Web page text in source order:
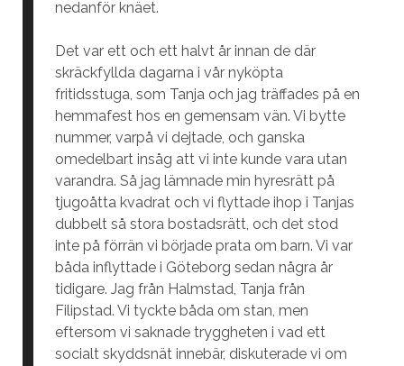
nedanför knäet.
Det var ett och ett halvt år innan de där
skräckfyllda dagarna i vår nyköpta
fritidsstuga, som Tanja och jag träffades på en
hemmafest hos en gemensam vän. Vi bytte
nummer, varpå vi dejtade, och ganska
omedelbart insåg att vi inte kunde vara utan
varandra. Så jag lämnade min hyresrätt på
tjugoåtta kvadrat och vi flyttade ihop i Tanjas
dubbelt så stora bostadsrätt, och det stod
inte på förrän vi började prata om barn. Vi var
båda inflyttade i Göteborg sedan några år
tidigare. Jag från Halmstad, Tanja från
Filipstad. Vi tyckte båda om stan, men
eftersom vi saknade tryggheten i vad ett
socialt skyddsnät innebär, diskuterade vi om